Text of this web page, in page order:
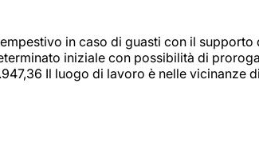
in caso di guasti con il
iniziale con possibilità di
Il luogo di lavoro è nelle vicinanze